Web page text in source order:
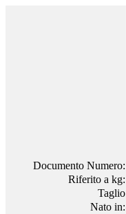
Documento Numero:
Riferito a kg:
Taglio
Nato in: